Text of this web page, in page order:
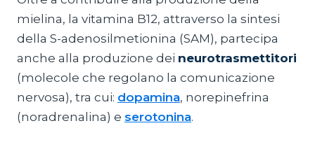
mielina, la vitamina B12, attraverso la sintesi
della S-adenosilmetionina (SAM), partecipa
anche alla produzione dei neurotrasmettitori
(molecole che regolano la comunicazione
nervosa), tra cui: dopamina, norepinefrina
(noradrenalina) e serotonina.